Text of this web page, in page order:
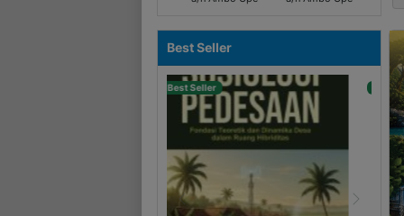
Best Seller
Best Seller
Previous Next